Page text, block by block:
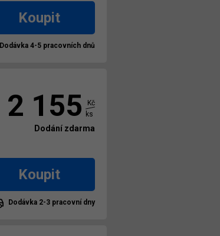
Koupit
Dodávka 4-5 pracovních dnů
2 155
Kč
ks
Dodání zdarma
Koupit
Dodávka 2-3 pracovní dny